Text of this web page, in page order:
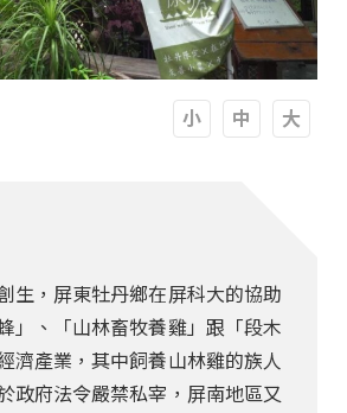
生，屏東牡丹鄉在屏科大的協助
」、「山林畜牧養雞」跟「段木
濟產業，其中飼養山林雞的族人
政府法令嚴禁私宰，屏南地區又